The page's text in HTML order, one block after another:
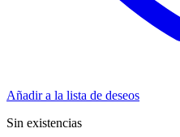
Añadir a la lista de deseos
Sin existencias